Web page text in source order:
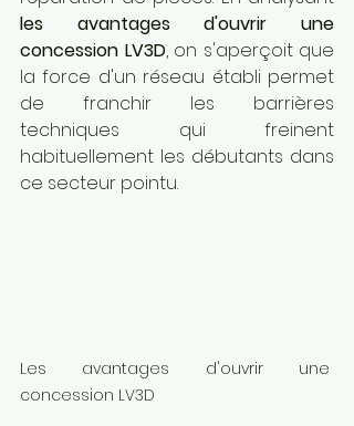
les avantages d'ouvrir une
concession LV3D, on s'aperçoit que
la force d'un réseau établi permet
de franchir les barrières
techniques qui freinent
habituellement les débutants dans
ce secteur pointu.
Les avantages d'ouvrir une
concession LV3D